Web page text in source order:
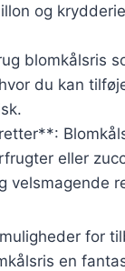
og
blomkålsris
du kan
eller
velsmagende
for
en